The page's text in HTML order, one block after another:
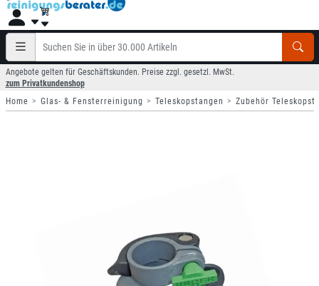
Angebote gelten für Geschäftskunden. Preise zzgl. gesetzl. MwSt.
zum Privatkundenshop
Home
Glas- & Fensterreinigung Teleskopstangen Zubehör